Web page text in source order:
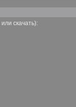
скачать):